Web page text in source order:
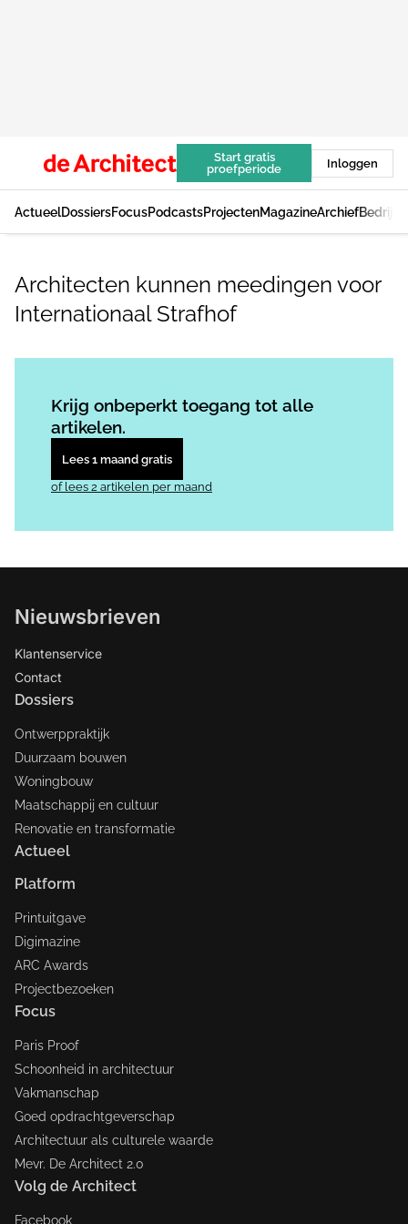
Start gratis
proefperiode
Inloggen
ActueelDossiersFocusPodcastsProjectenMagazineArchief
Architecten kunnen meedingen voor
Internationaal Strafhof
Krijg onbeperkt toegang tot alle
artikelen.
Lees 1 maand gratis
of lees 2 artikelen per maand
Nieuwsbrieven
Klantenservice
Contact
Dossiers
Ontwerppraktijk
Duurzaam bouwen
Woningbouw
Maatschappij en cultuur
Renovatie en transformatie
Actueel
Platform
Printuitgave
Digimazine
ARC Awards
Projectbezoeken
Focus
Paris Proof
Schoonheid in architectuur
Vakmanschap
Goed opdrachtgeverschap
Architectuur als culturele waarde
Mevr. De Architect 2.0
Volg de Architect
Facebook